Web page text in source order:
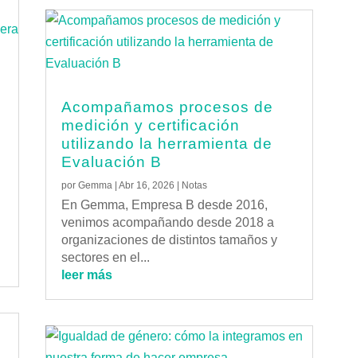
Acompañamos procesos de
medición y certificación
utilizando la herramienta de
Evaluación B
por Gemma| Abr 16, 2026 Notas
En Gemma, Empresa B desde 2016,
venimos acompañando desde 2018 a
organizaciones de distintos tamaños y
sectores en el...
leer más